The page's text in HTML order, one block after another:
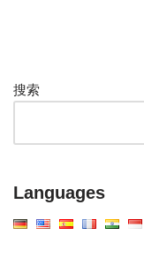
搜索
Languages